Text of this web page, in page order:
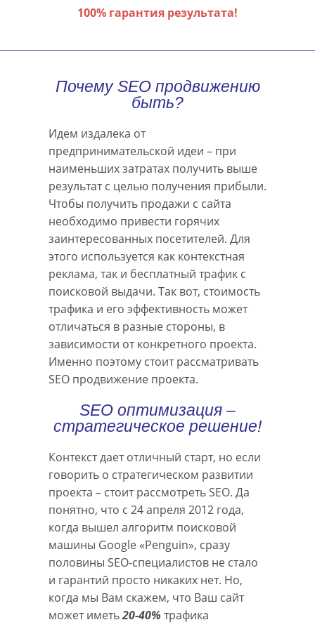
100% гарантия результата!
Почему SEO продвижению
быть?
Идем издалека от
предпринимательской идеи – при
наименьших затратах получить выше
результат с целью получения прибыли.
Чтобы получить продажи с сайта
необходимо привести горячих
заинтересованных посетителей. Для
этого используется как контекстная
реклама, так и бесплатный трафик с
поисковой выдачи. Так вот, стоимость
трафика и его эффективность может
отличаться в разные стороны, в
зависимости от конкретного проекта.
Именно поэтому стоит рассматривать
SEO продвижение проекта.
SEO оптимизация –
стратегическое решение!
Контекст дает отличный старт, но если
говорить о стратегическом развитии
проекта – стоит рассмотреть SEO. Да
понятно, что с 24 апреля 2012 года,
когда вышел алгоритм поисковой
машины Google «Penguin», сразу
половины SEO-специалистов не стало
и гарантий просто никаких нет. Но,
когда мы Вам скажем, что Ваш сайт
может иметь20-40% трафика